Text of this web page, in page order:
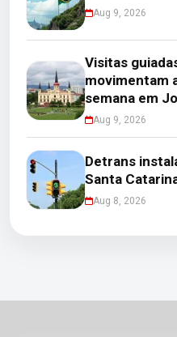
Aug 9, 2026
Visitas
movimentam
semana em
Aug 9, 2026
Detrans
Santa
Aug 8, 2026